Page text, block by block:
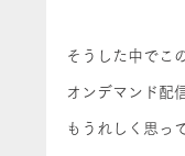
そうした中でこ
オンデマンド配
もうれしく思っ